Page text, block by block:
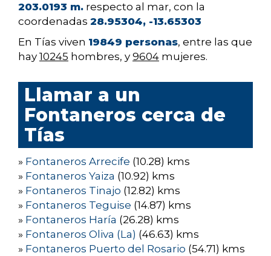
203.0193 m. respecto al mar, con la
coordenadas 28.95304, -13.65303
En Tías viven 19849 personas, entre las que
hay 10245 hombres, y 9604 mujeres.
Llamar a un
Fontaneros cerca de
Tías
» Fontaneros Arrecife (10.28) kms
» Fontaneros Yaiza (10.92) kms
» Fontaneros Tinajo (12.82) kms
» Fontaneros Teguise (14.87) kms
» Fontaneros Haría (26.28) kms
» Fontaneros Oliva (La) (46.63) kms
» Fontaneros Puerto del Rosario (54.71) kms